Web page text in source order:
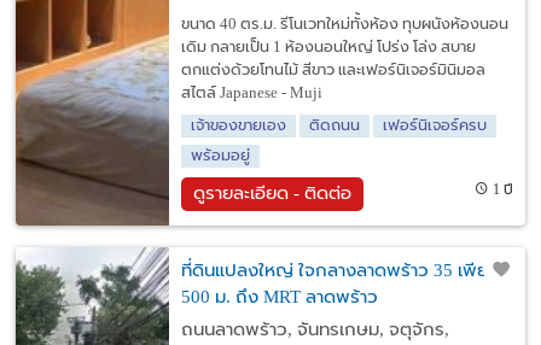
ขนาด 40 ตร.ม. รีโนเวทใหม่ทั้งห้อง ทุบผนังห้องนอน
เดิม กลายเป็น 1 ห้องนอนใหญ่ โปร่ง โล่ง สบาย
ตกแต่งด้วยโทนไม้ สีขาว และเฟอร์นิเจอร์มินิมอล
สไตล์ Japanese - Muji
เจ้าของขายเอง
ติดถนน
เฟอร์นิเจอร์ครบ
พร้อมอยู่
ดูรายละเอียด - ติดต่อ 1 ปี
ที่ดินแปลงใหญ่ ใจกลางลาดพร้าว 35 เพียง
500 ม. ถึง MRT ลาดพร้าว
ถนนลาดพร้าว, จันทรเกษม, จตุจักร,